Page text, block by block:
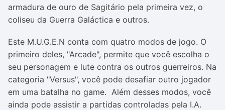
armadura de ouro de Sagitário pela primeira vez, o
coliseu da Guerra Galáctica e outros.
Este M.U.G.E.N conta com quatro modos de jogo. O
primeiro deles, "Arcade", permite que você escolha o
seu personagem e lute contra os outros guerreiros. Na
categoria "Versus", você pode desafiar outro jogador
em uma batalha no game. Além desses modos, você
ainda pode assistir a partidas controladas pela I.A.